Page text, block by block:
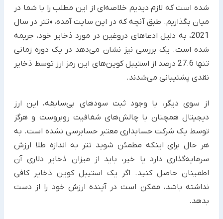
شده است که لازم دیدیم خلاصه‌ای از این مطلب را با شما در
میان بگذاریم. طبق آنچه که در این سایت آمده، «تتر در سال
2021، به دلیل ادعاهای دروغین در مورد ذخایر خود، جریمه
شده است. یک بررسی نیز نشان می‌دهد در یک دوره زمانی
تنها 27.6 درصد از استیبل‌ کوین‌های این رمز ارز توسط ذخایر
نقدی پشتیبانی می‌شدند.
از سوی دیگر، با وجود ثبت سودهای بی‌سابقه، این ارز
دیجیتال همچنان با چالش‌های شفافیت روبروست و هرگز
توسط یک شرکت حسابداری معتبر حسابرسی نشده است. به
هر حال برای اینکه مطمئن شوید تتر به اندازه طلا ارزش
سرمایه‌گذاری دارد یا خیر، باید از میزان ذخایر دلاری آن
اطمینان حاصل کنید. اگر یک استیبل کوین ذخایر کافی
نداشته باشد، ممکن است در آینده ارزش خود را از دست
بدهد.